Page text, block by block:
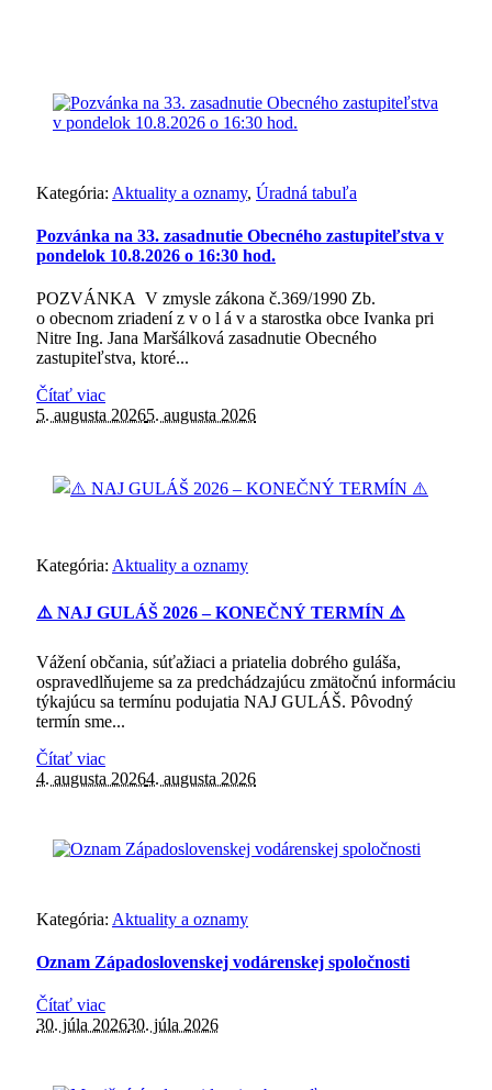
Kategória: Aktuality a oznamy, Úradná tabuľa
Pozvánka na 33. zasadnutie Obecného zastupiteľstva v
pondelok 10.8.2026 o 16:30 hod.
POZVÁNKA V zmysle zákona č.369/1990 Zb.
o obecnom zriadení z v o l á v a starostka obce Ivanka pri
Nitre Ing. Jana Maršálková zasadnutie Obecného
zastupiteľstva, ktoré...
Čítať viac
5. augusta 20265. augusta 2026
Kategória: Aktuality a oznamy
⚠️ NAJ GULÁŠ 2026 – KONEČNÝ TERMÍN ⚠️
Vážení občania, súťažiaci a priatelia dobrého guláša,
ospravedlňujeme sa za predchádzajúcu zmätočnú informáciu
týkajúcu sa termínu podujatia NAJ GULÁŠ. Pôvodný
termín sme...
Čítať viac
4. augusta 20264. augusta 2026
Kategória: Aktuality a oznamy
Oznam Západoslovenskej vodárenskej spoločnosti
Čítať viac
30. júla 202630. júla 2026